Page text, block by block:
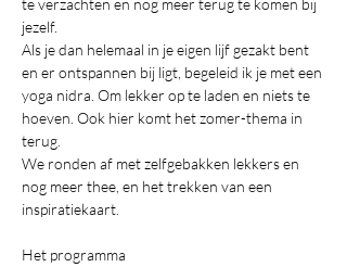
te verzachten en nog meer terug te komen bij
jezelf.
Als je dan helemaal in je eigen lijf gezakt bent
en er ontspannen bij ligt, begeleid ik je met een
yoga nidra. Om lekker op te laden en niets te
hoeven. Ook hier komt het zomer-thema in
terug.
We ronden af met zelfgebakken lekkers en
nog meer thee, en het trekken van een
inspiratiekaart.
Het programma